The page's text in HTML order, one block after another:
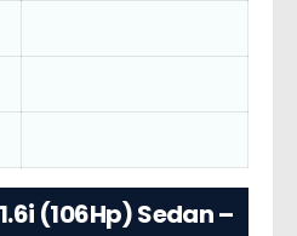
(106Hp) Sedan –